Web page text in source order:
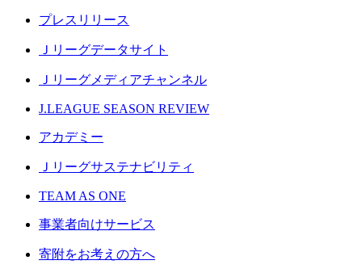
プレスリリース
Ｊリーグデータサイト
Ｊリーグメディアチャンネル
J.LEAGUE SEASON REVIEW
アカデミー
Ｊリーグサステナビリティ
TEAM AS ONE
事業者向けサービス
寄附をお考えの方へ